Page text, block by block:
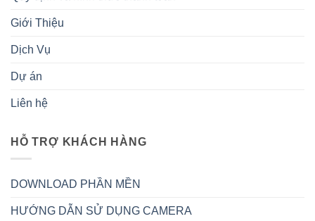
Giới Thiệu
Dịch Vụ
Dự án
Liên hệ
HỖ TRỢ KHÁCH HÀNG
DOWNLOAD PHẦN MỀN
HƯỚNG DẪN SỬ DỤNG CAMERA